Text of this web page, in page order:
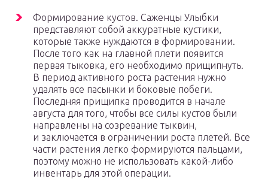
Формирование кустов. Саженцы Улыбки
представляют собой аккуратные кустики,
которые также нуждаются в формировании.
После того как на главной плети появится
первая тыковка, его необходимо прищипнуть.
В период активного роста растения нужно
удалять все пасынки и боковые побеги.
Последняя прищипка проводится в начале
августа для того, чтобы все силы кустов были
направлены на созревание тыквин,
и заключается в ограничении роста плетей. Все
части растения легко формируются пальцами,
поэтому можно не использовать какой-либо
инвентарь для этой операции.